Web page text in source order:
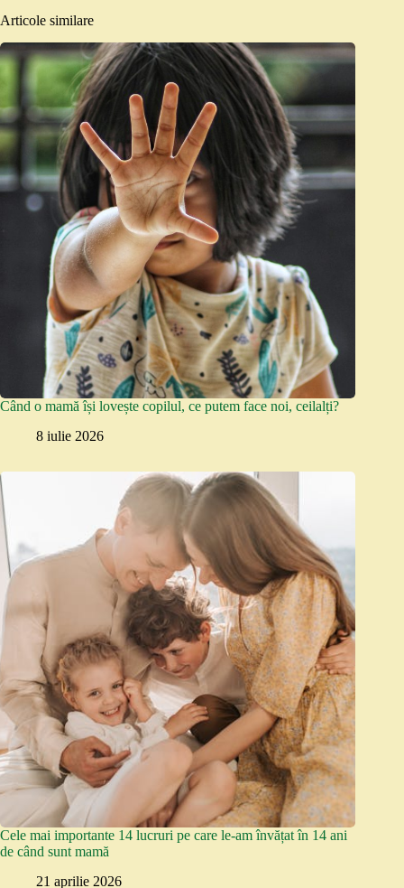
Articole similare
Când o mamă își lovește copilul, ce putem face noi, ceilalți?
8 iulie 2026
Cele mai importante 14 lucruri pe care le-am învățat în 14 ani
de când sunt mamă
21 aprilie 2026